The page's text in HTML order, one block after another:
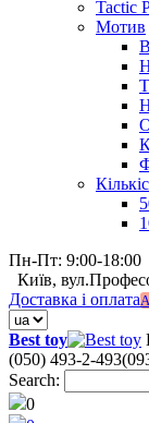
Tactic
Мотив
Пн-Пт: 9:00-18:00
Київ,
Доставка і оплата
Best toy
(050) 493-2-493
Search:
0